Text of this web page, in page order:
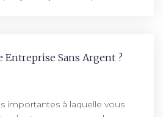
Entreprise Sans Argent ?
importantes à laquelle vous